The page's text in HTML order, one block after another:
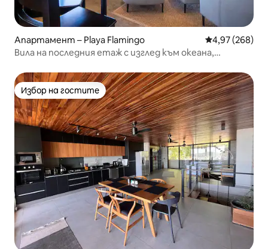
Апартамент – Playa Flamingo Средна
4,97 (268)
Вила на последния етаж с изглед към океана,
Избор на гостите
Избор на гостите